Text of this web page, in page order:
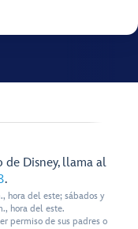
de Disney, llama al
.
hora del este; sábados y
hora del este.
permiso de sus padres o